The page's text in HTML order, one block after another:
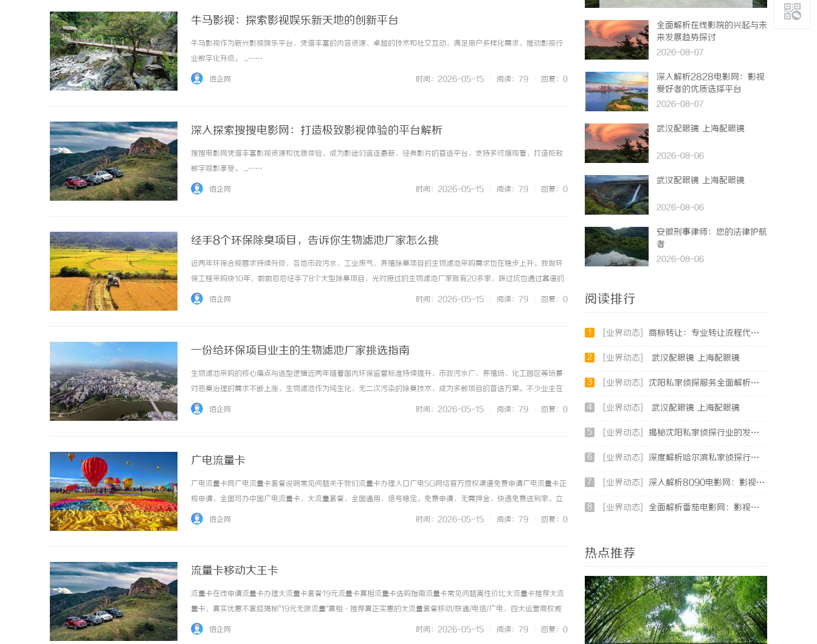
牛马影视：探索影视娱乐新天地的创新平台
牛马影视作为新兴影视娱乐平台，凭借丰富的内容资源、卓越的技术和社交互动，满足用户多样化需求，推动影视行
业数字化升级。 ...……
佰企网 时间：2026-05-15 阅读：79 回复：0
深入探索搜搜电影网：打造极致影视体验的平台解析
搜搜电影网凭借丰富影视资源和优质体验，成为影迷们追逐最新、经典影片的首选平台，支持多终端观看，打造极致
数字观影享受。 ...……
佰企网 时间：2026-05-15 阅读：79 回复：0
经手8个环保除臭项目，告诉你生物滤池厂家怎么挑
近两年环保合规要求持续升级，各地市政污水、工业废气、养殖除臭项目的生物滤池采购需求也在稳步上升。我做环
保工程采购快10年，前前后后经手了8个大型除臭项目，光对接过的生物滤池厂家就有20多家，踩过坑也遇过靠谱的
合作伙伴，今天就按不同预算档位，给大家梳理下怎么选到资质合规、适配需求的供应商。第一步：先明确自身预算
佰企网 时间：2026-05-15 阅读：79 回复：0
一份给环保项目业主的生物滤池厂家挑选指南
生物滤池采购的核心痛点与选型逻辑近两年随着国内环保监管标准持续提升，市政污水厂、养殖场、化工园区等场景
对恶臭治理的需求不断上涨，生物滤池作为纯生化、无二次污染的除臭技术，成为多数项目的首选方案。不少业主在
挑选合作厂商时，经常遇到不知道怎么判断厂家实力、不知道怎么匹配自身需求的问题，本次我们就从实际项目落地
佰企网 时间：2026-05-15 阅读：79 回复：0
广电流量卡
广电流量卡网广电流量卡套餐说明常见问题关于我们流量卡办理入口广电5G网络官方授权渠道免费申请广电流量卡正
规申请，全国可办中国广电流量卡，大流量套餐，全国通用，信号稳定。免费申请，无需押金，快递免费送到家。立
即点击流量卡办理入口查看最新套餐。流量卡办理入口查看套餐详情500万全国用户数量100G套餐最高流量99%全
佰企网 时间：2026-05-15 阅读：79 回复：0
流量卡移动大王卡
流量卡在线申请流量卡办理大流量卡套餐19元流量卡真相流量卡选购指南流量卡常见问题高性价比大流量卡推荐大流
量卡，真实优惠不套路揭秘"19元无限流量"真相·推荐真正实惠的大流量套餐移动/联通/电信/广电，四大运营商权威
解析了解19元真相正规运营商合作真实套餐无套路免费邮寄上门重要提示市面上宣传的"19元无限流量卡"均为营销噱
佰企网 时间：2026-05-15 阅读：79 回复：0
全面解析在线影院的兴起与未
来发展趋势探讨
2026-08-07
深入解析2828电影网：影视
爱好者的优质选择平台
2026-08-07
武汉配眼镜 上海配眼镜
2026-08-06
武汉配眼镜 上海配眼镜
2026-08-06
安徽刑事律师：您的法律护航
者
2026-08-06
阅读排行
1 [业界动态] 商标转让：专业转让流程代办，包转让成功再付款
2 [业界动态] 武汉配眼镜 上海配眼镜
3 [业界动态] 沈阳私家侦探服务全面解析：破解疑云，守护真相的专家助力
4 [业界动态] 武汉配眼镜 上海配眼镜
5 [业界动态] 揭秘沈阳私家侦探行业的发展与现实应用
6 [业界动态] 深度解析哈尔滨私家侦探行业的发展与应用现状
7 [业界动态] 深入解析8090电影网：影视爱好者的天堂与全新观影体验
8 [业界动态] 全面解析番茄电影网：影视迷的全新观影体验平台
热点推荐